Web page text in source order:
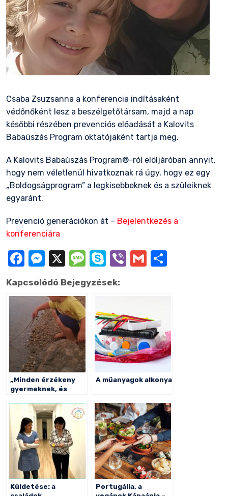
Csaba Zsuzsanna a konferencia indításaként
védőnőként lesz a beszélgetőtársam, majd a nap
későbbi részében prevenciós előadását a Kalovits
Babaúszás Program oktatójaként tartja meg.
A Kalovits Babaúszás Program®-ról elöljáróban annyit,
hogy nem véletlenül hivatkoznak rá úgy, hogy ez egy
„Boldogságprogram” a legkisebbeknek és a szüleiknek
egyaránt.
Prevenció generációkon át – Bejelentkezés a
konferenciára
Facebook
Messenger
X Message
Skype
ViberGmail
Kapcsolódó Bejegyzések:
„Minden érzékeny
gyermeknek, és
szelíden fölnevelik
őket”
A műanyagok alkonya
Küldetése: a
Portugália, a